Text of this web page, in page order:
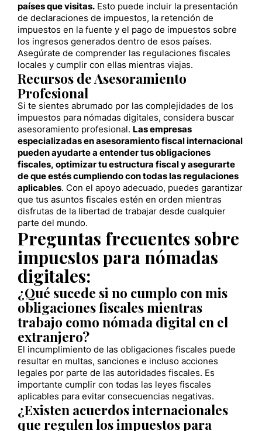
países que visitas. Esto puede incluir la presentación
de declaraciones de impuestos, la retención de
impuestos en la fuente y el pago de impuestos sobre
los ingresos generados dentro de esos países.
Asegúrate de comprender las regulaciones fiscales
locales y cumplir con ellas mientras viajas.
Recursos de Asesoramiento
Profesional
Si te sientes abrumado por las complejidades de los
impuestos para nómadas digitales, considera buscar
asesoramiento profesional. Las empresas
especializadas en asesoramiento fiscal internacional
pueden ayudarte a entender tus obligaciones
fiscales, optimizar tu estructura fiscal y asegurarte
de que estés cumpliendo con todas las regulaciones
aplicables. Con el apoyo adecuado, puedes garantizar
que tus asuntos fiscales estén en orden mientras
disfrutas de la libertad de trabajar desde cualquier
parte del mundo.
Preguntas frecuentes sobre
impuestos para nómadas
digitales:
¿Qué sucede si no cumplo con mis
obligaciones fiscales mientras
trabajo como nómada digital en el
extranjero?
El incumplimiento de las obligaciones fiscales puede
resultar en multas, sanciones e incluso acciones
legales por parte de las autoridades fiscales. Es
importante cumplir con todas las leyes fiscales
aplicables para evitar consecuencias negativas.
¿Existen acuerdos internacionales
que regulen los impuestos para